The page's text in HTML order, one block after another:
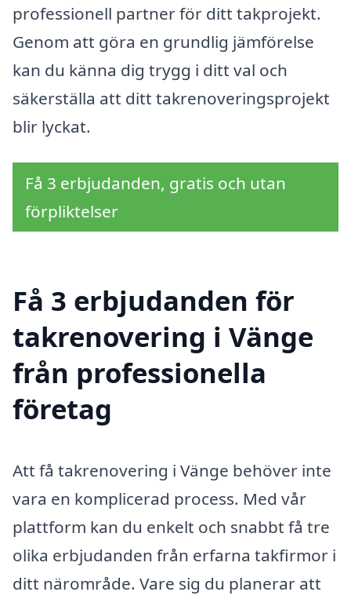
professionell partner för ditt takprojekt.
Genom att göra en grundlig jämförelse
kan du känna dig trygg i ditt val och
säkerställa att ditt takrenoveringsprojekt
blir lyckat.
Få 3 erbjudanden, gratis och utan
förpliktelser
Få 3 erbjudanden för
takrenovering i Vänge
från professionella
företag
Att få takrenovering i Vänge behöver inte
vara en komplicerad process. Med vår
plattform kan du enkelt och snabbt få tre
olika erbjudanden från erfarna takfirmor i
ditt närområde. Vare sig du planerar att